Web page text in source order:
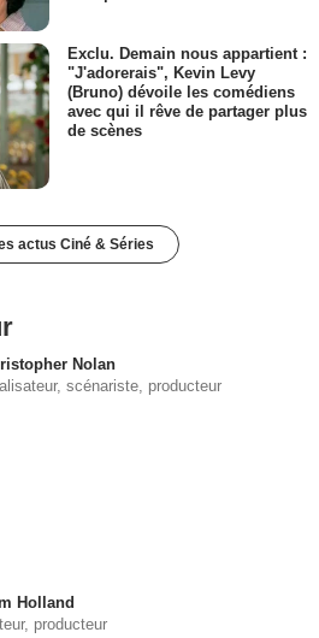
Exclu. Demain nous appartient :
"J'adorerais", Kevin Levy
(Bruno) dévoile les comédiens
avec qui il rêve de partager plus
de scènes
actus Ciné & Séries
Nolan
scénariste, producteur
Holland
producteur